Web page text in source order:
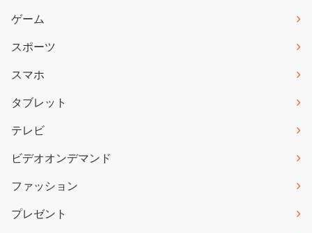
ゲーム
スポーツ
スマホ
タブレット
テレビ
ビデオオンデマンド
ファッション
プレゼント